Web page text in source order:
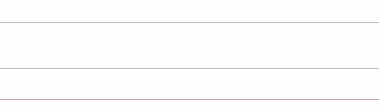
「へバーデンの痛み、気にな
「や